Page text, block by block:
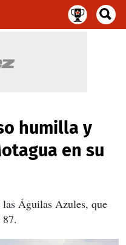
humilla y
en su
Águilas Azules, que